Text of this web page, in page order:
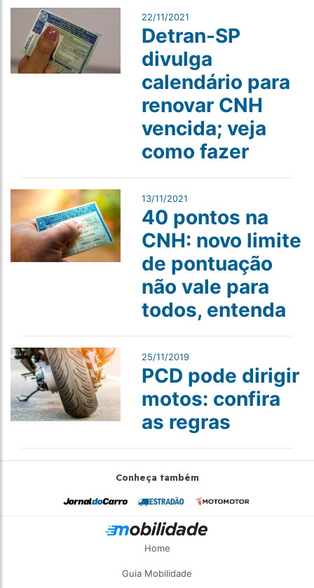
22/11/2021
Detran-SP
divulga
calendário para
renovar CNH
vencida; veja
como fazer
13/11/2021
40 pontos na
CNH: novo limite
de pontuação
não vale para
todos, entenda
25/11/2019
PCD pode dirigir
motos: confira
as regras
Conheça também
Home
Guia Mobilidade